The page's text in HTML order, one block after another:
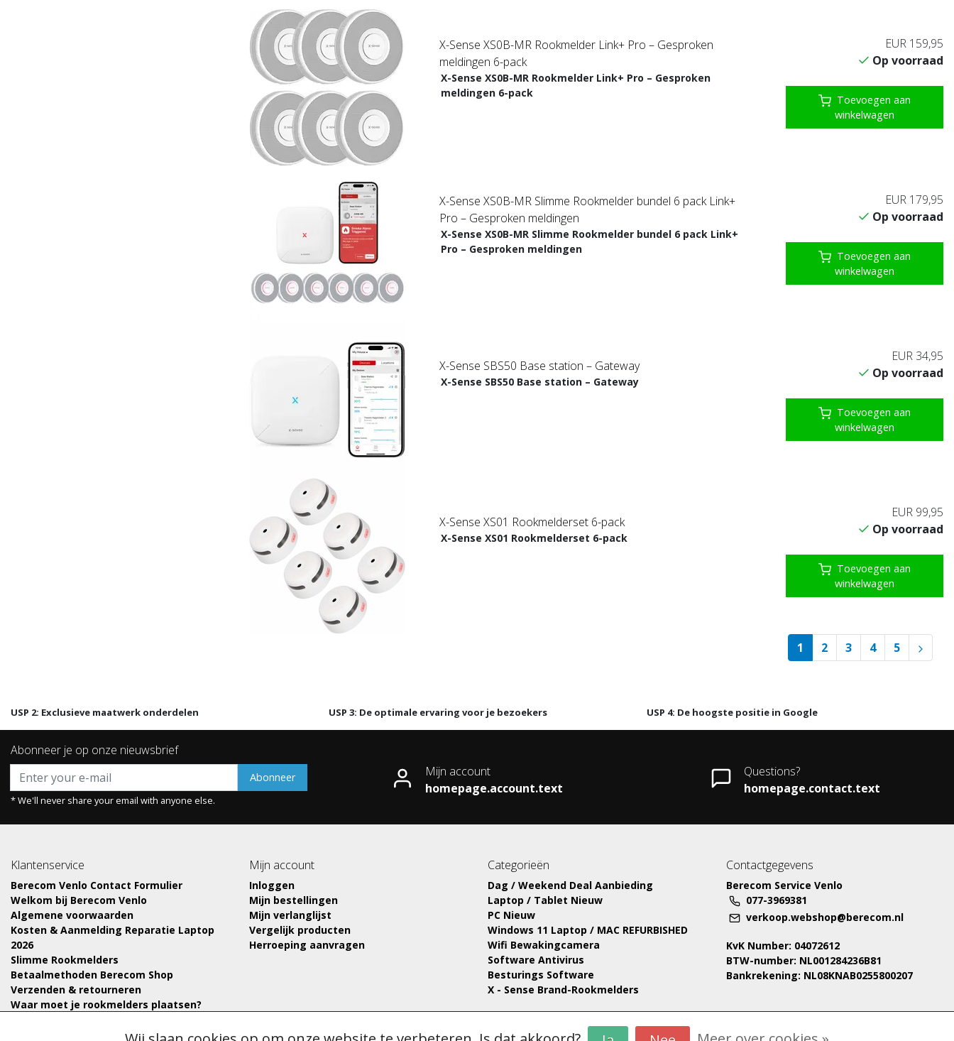
X-Sense XS0B-MR Rookmelder Link+ Pro – Gesproken
meldingen 6-pack
X-Sense XS0B-MR Rookmelder Link+ Pro – Gesproken
meldingen 6-pack
EUR 159,95
Op voorraad
Toevoegen aan
winkelwagen
X-Sense XS0B-MR Slimme Rookmelder bundel 6 pack Link+
Pro – Gesproken meldingen
X-Sense XS0B-MR Slimme Rookmelder bundel 6 pack Link+
Pro – Gesproken meldingen
EUR 179,95
Op voorraad
Toevoegen aan
winkelwagen
X-Sense SBS50 Base station – Gateway
X-Sense SBS50 Base station – Gateway
EUR 34,95
Op voorraad
Toevoegen aan
winkelwagen
X-Sense XS01 Rookmelderset 6-pack
X-Sense XS01 Rookmelderset 6-pack
EUR 99,95
Op voorraad
Toevoegen aan
winkelwagen
1 2 3 4 5
USP 2: Exclusieve maatwerk onderdelen USP 3: De optimale ervaring voor je bezoekers USP 4: De hoogste positie in Google
Abonneer je op onze nieuwsbrief
Abonneer
* We'll never share your email with anyone else.
Mijn account
homepage.account.text
Questions?
homepage.contact.text
Klantenservice
Berecom Venlo Contact Formulier
Welkom bij Berecom Venlo
Algemene voorwaarden
Kosten & Aanmelding Reparatie Laptop
2026
Slimme Rookmelders
Betaalmethoden Berecom Shop
Verzenden & retourneren
Waar moet je rookmelders plaatsen?
Mijn account
Inloggen
Mijn bestellingen
Mijn verlanglijst
Vergelijk producten
Herroeping aanvragen
Categorieën
Dag / Weekend Deal Aanbieding
Laptop / Tablet Nieuw
PC Nieuw
Windows 11 Laptop / MAC REFURBISHED
Wifi Bewakingcamera
Software Antivirus
Besturings Software
X - Sense Brand-Rookmelders
Contactgegevens
Berecom Service Venlo
077-3969381
verkoop.webshop@berecom.nl
KvK Number: 04072612
BTW-number: NL001284236B81
Bankrekening: NL08KNAB0255800207
© Copyright 2026 - Berecom Service Venlo | Realisatie InStijl Media